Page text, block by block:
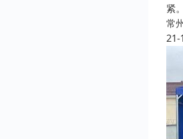
紧
常
21-